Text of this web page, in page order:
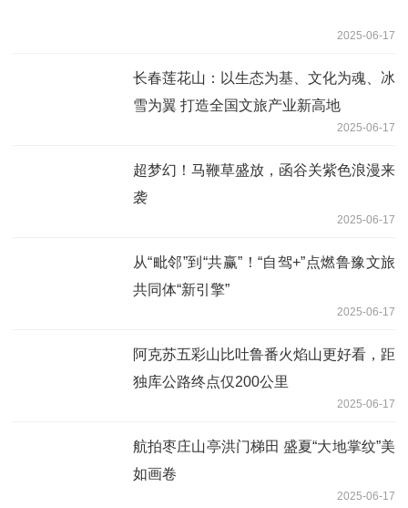
2025-06-17
长春莲花山：以生态为基、文化为魂、冰
雪为翼 打造全国文旅产业新高地
2025-06-17
超梦幻！马鞭草盛放，函谷关紫色浪漫来
袭
2025-06-17
从“毗邻”到“共赢”！“自驾+”点燃鲁豫文旅
共同体“新引擎”
2025-06-17
阿克苏五彩山比吐鲁番火焰山更好看，距
独库公路终点仅200公里
2025-06-17
航拍枣庄山亭洪门梯田 盛夏“大地掌纹”美
如画卷
2025-06-17